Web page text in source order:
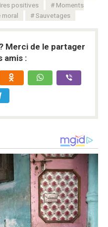
positives
Moments
moral Sauvetages
Merci de le partager
amis :